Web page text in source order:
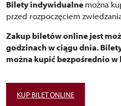
Bilety indywidualnemożna
przed rozpoczęciem
Zakup biletów online jest
godzinach w ciągu dnia.
można kupić bezpośrednio w
KUP BILET ONLINE